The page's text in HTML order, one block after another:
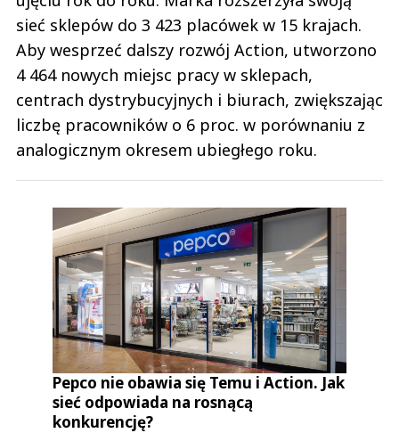
sieć sklepów do 3 423 placówek w 15 krajach.
Aby wesprzeć dalszy rozwój Action, utworzono
4 464 nowych miejsc pracy w sklepach,
centrach dystrybucyjnych i biurach, zwiększając
liczbę pracowników o 6 proc. w porównaniu z
analogicznym okresem ubiegłego roku.
Pepco nie obawia się Temu i Action. Jak
sieć odpowiada na rosnącą
konkurencję?